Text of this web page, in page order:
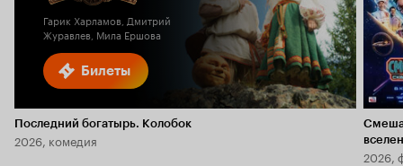
Билеты
Гарик Харламов, Дмитрий
Журавлев, Мила Ершова
Последний богатырь. Колобок
2026, комедия
2026,